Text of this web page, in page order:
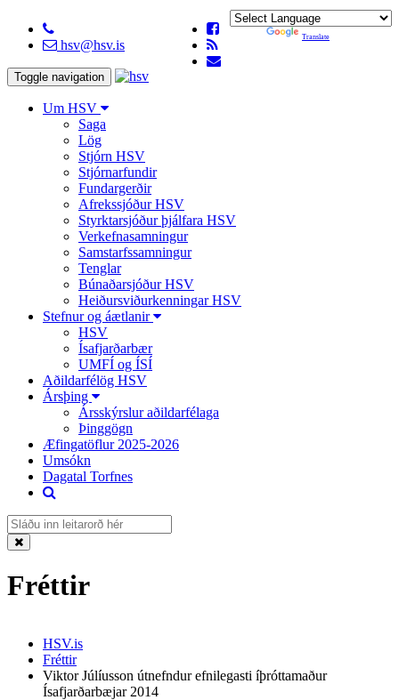
hsv@hsv.is
Translate
Toggle navigation
Um HSV
Saga
Lög
Stjórn HSV
Stjórnarfundir
Fundargerðir
Afrekssjóður HSV
Styrktarsjóður þjálfara HSV
Verkefnasamningur
Samstarfssamningur
Tenglar
Búnaðarsjóður HSV
Heiðursviðurkenningar HSV
Stefnur og áætlanir
HSV
Ísafjarðarbær
UMFÍ og ÍSÍ
Aðildarfélög HSV
Ársþing
Ársskýrslur aðildarfélaga
Þinggögn
Æfingatöflur 2025-2026
Umsókn
Dagatal Torfnes
Fréttir
HSV.is
Fréttir
Viktor Júlíusson útnefndur efnilegasti íþróttamaður
Ísafjarðarbæjar 2014